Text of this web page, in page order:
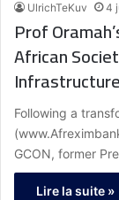
UlrichTeKuv 4
Prof
African
of his global
Following a
GCON, former
Lire la suite »